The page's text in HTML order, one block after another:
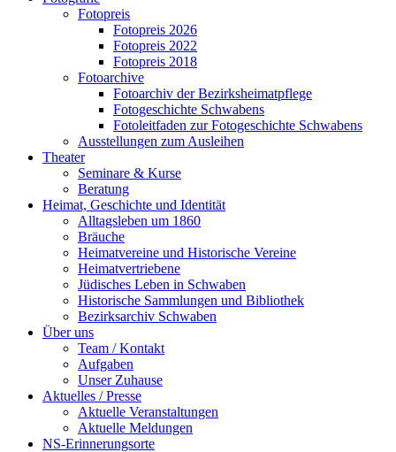
Fotopreis
Fotopreis 2026
Fotopreis 2022
Fotopreis 2018
Fotoarchive
Fotoarchiv der Bezirksheimatpflege
Fotogeschichte Schwabens
Fotoleitfaden zur Fotogeschichte Schwabens
Ausstellungen zum Ausleihen
Theater
Seminare & Kurse
Beratung
Heimat, Geschichte und Identität
Alltagsleben um 1860
Bräuche
Heimatvereine und Historische Vereine
Heimatvertriebene
Jüdisches Leben in Schwaben
Historische Sammlungen und Bibliothek
Bezirksarchiv Schwaben
Über uns
Team / Kontakt
Aufgaben
Unser Zuhause
Aktuelles / Presse
Aktuelle Veranstaltungen
Aktuelle Meldungen
NS-Erinnerungsorte